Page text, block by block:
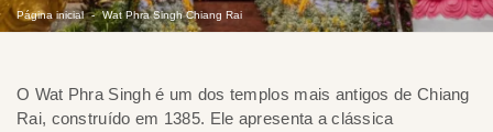
Página inicial Wat Phra Singh Chiang Rai
O Wat Phra Singh é um dos templos mais antigos de Chiang
Rai, construído em 1385. Ele apresenta a clássica